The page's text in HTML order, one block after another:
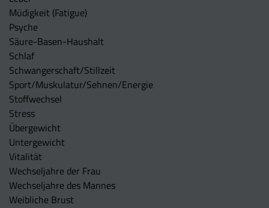
Müdigkeit (Fatigue)
Psyche
Säure-Basen-Haushalt
Schlaf
Schwangerschaft/Stillzeit
Sport/Muskulatur/Sehnen/Energie
Stoffwechsel
Stress
Übergewicht
Untergewicht
Vitalität
Wechseljahre der Frau
Wechseljahre des Mannes
Weibliche Brust